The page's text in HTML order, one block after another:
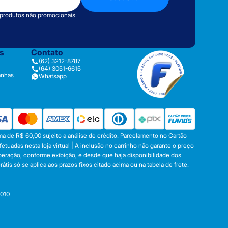
não promocionais.
Contato
(62) 3212-8787
(64) 3051-6615
Whatsapp
de R$ 60,00 sujeito a análise de crédito. Parcelamento no Cartão
nesta loja virtual | A inclusão no carrinho não garante o preço
conforme exibição, e desde que haja disponibilidade dos
só se aplica aos prazos fixos citado acima ou na tabela de frete.